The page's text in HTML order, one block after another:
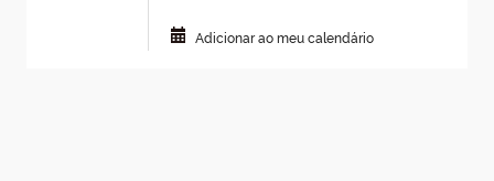
Adicionar ao meu calendário